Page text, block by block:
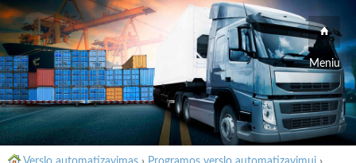
Meniu